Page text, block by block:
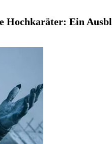
Hochkaräter: Ein